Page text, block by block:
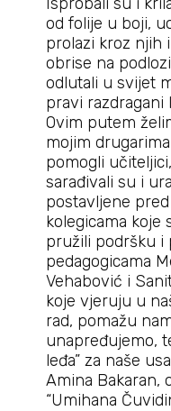
od folije u boji,
prolazi kroz njih
obrise na
odlutali u svijet
pravi razdragani
Ovim putem
mojim
pomogli
sarađivali su i
postavljene
kolegicama koje
pružili podršku i
pedagogicama
Vehabović i
koje vjeruju u
rad, pomažu
unapređujemo,
leđa” za naše
Amina Bakaran,
“Umihana